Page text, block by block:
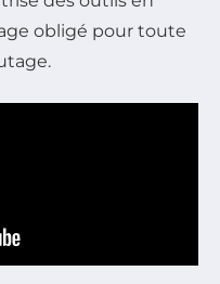
obligé pour toute